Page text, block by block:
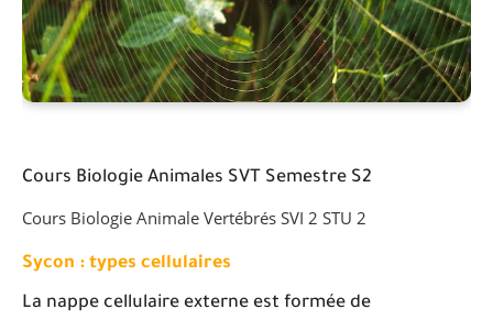
Cours Biologie Animales SVT Semestre S2
Cours Biologie Animale Vertébrés SVI 2 STU 2
Sycon : types cellulaires
La nappe cellulaire externe est formée de